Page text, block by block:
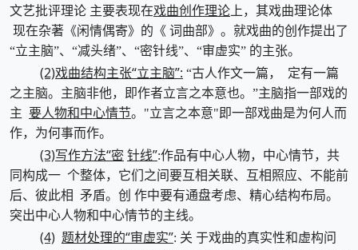
文艺批评理论 主要表现在戏曲创作理论 上，其戏曲理论体
现在杂著《闲情偶寄》的《 词曲部》。就戏曲的创作提出了
“立主脑”、“减头绪”、“密针线”、“审虚实” 的主张。
(2)戏曲结构主张“立主脑”: “古人作文一篇， 定有一篇
之主脑。主脑非他，即作者立言之本意也。”主脑指一部戏的
主 要人物和中心情节。"立言之本意"即一部戏曲是为何人而
作，为何事而作。
(3)写作方法“密 针线”:作品有中心人物，中心情节，共
同构成一 个整体，它们之间要互相关联、互相照应、不能前
后、彼此相 矛盾。创 作中要有通盘考虑、精心结构布局。
突出中心人物和中心情节的主线。
(4) 题材处理的“审虚实”: 关 于戏曲的真实性和虚构问